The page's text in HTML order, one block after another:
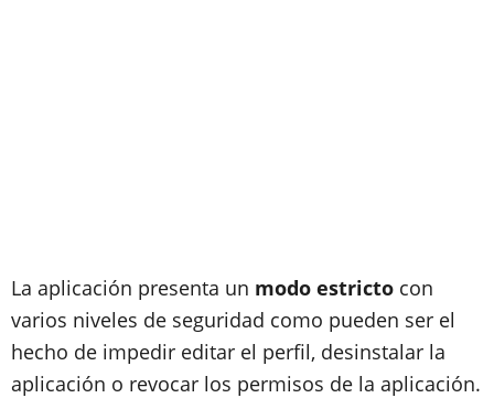
La aplicación presenta un modo estricto con
varios niveles de seguridad como pueden ser el
hecho de impedir editar el perfil, desinstalar la
aplicación o revocar los permisos de la aplicación.